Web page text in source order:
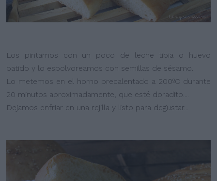
Los pintamos con un poco de leche tibia o huevo
batido y lo espolvoreamos con semillas de sésamo.
Lo metemos en el horno precalentado a 200ºC durante
20 minutos aproximadamente, que esté doradito....
Dejamos enfriar en una rejilla y listo para degustar...